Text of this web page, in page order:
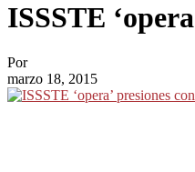
ISSSTE
Por
marzo 18, 2015